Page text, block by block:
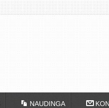
NAUDINGA